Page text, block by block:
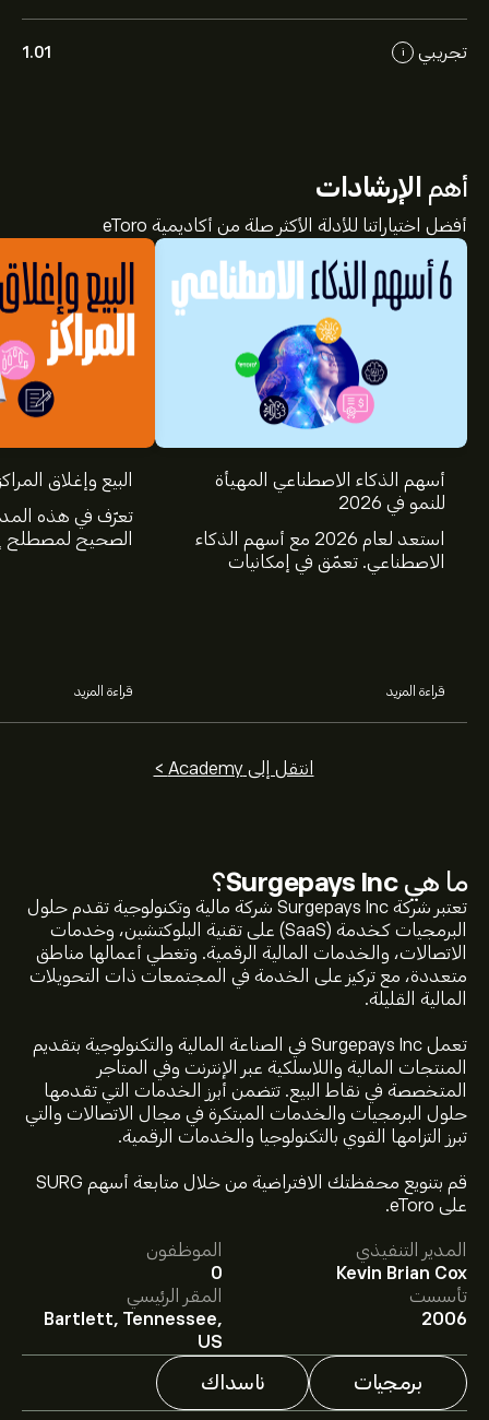
تجريبي i
1.01
ما هيSurgepays Inc؟
تعتبر شركة Surgepays Inc شركة مالية وتكنولوجية تقدم حلول
البرمجيات كخدمة (SaaS) على تقنية البلوكتشين، وخدمات
الاتصالات، والخدمات المالية الرقمية. وتغطي أعمالها مناطق
متعددة، مع تركيز على الخدمة في المجتمعات ذات التحويلات
المالية القليلة.
تعمل Surgepays Inc في الصناعة المالية والتكنولوجية بتقديم
المنتجات المالية واللاسلكية عبر الإنترنت وفي المتاجر
المتخصصة في نقاط البيع. تتضمن أبرز الخدمات التي تقدمها
حلول البرمجيات والخدمات المبتكرة في مجال الاتصالات والتي
تبرز التزامها القوي بالتكنولوجيا والخدمات الرقمية.
قم بتنويع محفظتك الافتراضية من خلال متابعة أسهم SURG
على eToro.
المدير التنفيذي
Kevin Brian Cox
الموظفون
0
تأسست
2006
المقر الرئيسي
Bartlett, Tennessee,
US
برمجيات ناسداك
أهم الإرشادات
أفضل اختياراتنا للأدلة الأكثر صلة من أكاديمية eToro
أسهم الذكاء الاصطناعي المهيأة
للنمو في 2026
استعد لعام 2026 مع أسهم الذكاء
الاصطناعي. تعمّق في إمكانيات
قراءة المزيد
البيع وإغلاق
تعرّف في هذه
الصحيح لمصطلح
قراءة المزيد
انتقل إلى Academy >
سعر SURG الآن هو 0.2895‎$‎.
0.2895‎$‎.
اشترك
في eToro لمعرفة التفاصيل حول توقعات
المحللين والأسعار المستهدفة للأسهم.
يقدم المحللون التوقعات لسهم Surgepays Inc بناءً على
اتجاهات السوق، التقارير المالية، والنمو المتوقع. راقِب آخر
التوقعات لتحركات الأسعار المستقبلية.
القيمة السوقية لـ Surgepays Inc هي 7.27M‎$‎ دولار